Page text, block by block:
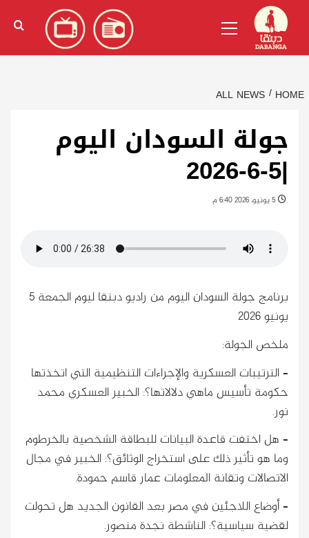
content
الإنجليزية)
Menu
HOME
ALL NEWS
جولة السودان اليوم
|5-6-2026
برنامج جولة السودان اليوم من راديو دبنقا ليوم الجمعة 5
يونيو 2026
ملخص الجولة:
– الترتيبات العسكرية والإجراءات التنظيمية التي اتخذتها
حكومة تأسيس ماهي دلالاتها؟: الخبير العسكري محمد
نور.
– هل اختفت قاعدة البيانات للبطاقة الشخصية بالخرطوم
وما هو تأثير ذلك على استخراج الوثائق؟: الخبير في مجال
الاتصالات وتقانة المعلومات عمار قاسم حمودة.
– أوضاع اللاجئين في مصر بعد القانون الجديد هل تحولت
لقضية سياسية؟: الناشطة نجدة منصور.